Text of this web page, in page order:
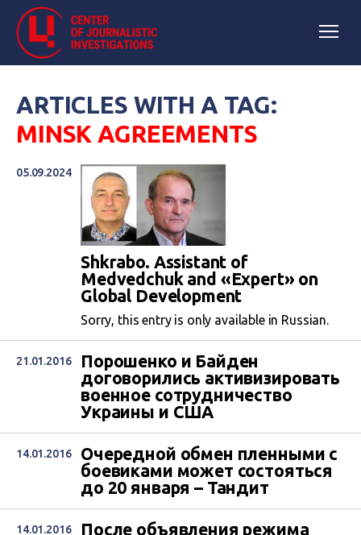
ARTICLES WITH A TAG:
MINSK AGREEMENTS
05.09.2024
Shkrabo. Assistant of
Medvedchuk and «Expert» on
Global Development
Sorry, this entry is only available in Russian.
21.01.2016
Порошенко и Байден
договорились активизировать
военное сотрудничество
Украины и США
14.01.2016
Очередной обмен пленными с
боевиками может состояться
до 20 января – Тандит
14.01.2016
После объявления режима